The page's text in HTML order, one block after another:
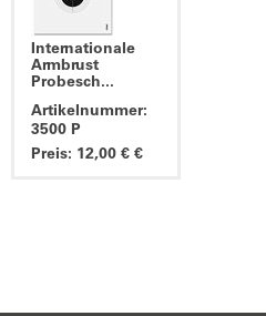
Internationale
Armbrust
Probesch...
Artikelnummer:
3500 P
Preis: 12,00 € €